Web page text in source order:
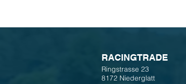
RACINGTRADE
Ringstrasse 23
8172 Niederglatt